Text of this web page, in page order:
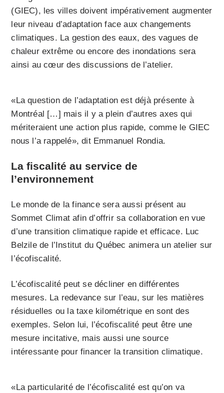
(GIEC), les villes doivent impérativement augmenter
leur niveau d’adaptation face aux changements
climatiques. La gestion des eaux, des vagues de
chaleur extrême ou encore des inondations sera
ainsi au cœur des discussions de l’atelier.
«La question de l’adaptation est déjà présente à
Montréal […] mais il y a plein d’autres axes qui
mériteraient une action plus rapide, comme le GIEC
nous l’a rappelé», dit Emmanuel Rondia.
La fiscalité au service de
l’environnement
Le monde de la finance sera aussi présent au
Sommet Climat afin d’offrir sa collaboration en vue
d’une transition climatique rapide et efficace. Luc
Belzile de l’Institut du Québec animera un atelier sur
l’écofiscalité.
L’écofiscalité peut se décliner en différentes
mesures. La redevance sur l’eau, sur les matières
résiduelles ou la taxe kilométrique en sont des
exemples. Selon lui, l’écofiscalité peut être une
mesure incitative, mais aussi une source
intéressante pour financer la transition climatique.
«La particularité de l’écofiscalité est qu’on va